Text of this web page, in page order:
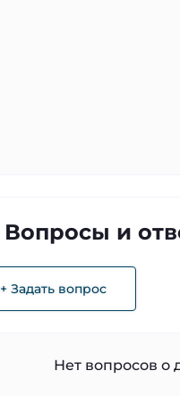
Вопросы и
+ Задать вопрос
Нет вопросов о